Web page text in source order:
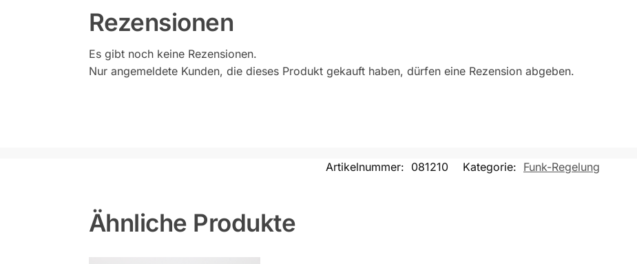
Rezensionen
Es gibt noch keine Rezensionen.
Nur angemeldete Kunden, die dieses Produkt gekauft haben, dürfen eine Rezension abgeben.
Artikelnummer: 081210 Kategorie: Funk-Regelung
Ähnliche Produkte